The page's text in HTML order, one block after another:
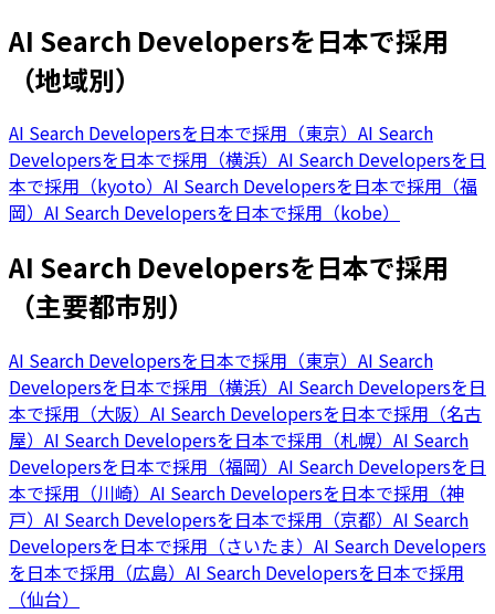
AI Search Developersを日本で採用
（地域別）
AI Search Developersを日本で採用（東京） AI Search
Developersを日本で採用（横浜） AI Search Developersを日
本で採用（kyoto） AI Search Developersを日本で採用（福
岡） AI Search Developersを日本で採用（kobe）
AI Search Developersを日本で採用
（主要都市別）
AI Search Developersを日本で採用（東京） AI Search
Developersを日本で採用（横浜） AI Search Developersを日
本で採用（大阪） AI Search Developersを日本で採用（名古
屋） AI Search Developersを日本で採用（札幌） AI Search
Developersを日本で採用（福岡） AI Search Developersを日
本で採用（川崎） AI Search Developersを日本で採用（神
戸） AI Search Developersを日本で採用（京都） AI Search
Developersを日本で採用（さいたま） AI Search Developers
を日本で採用（広島） AI Search Developersを日本で採用
（仙台）